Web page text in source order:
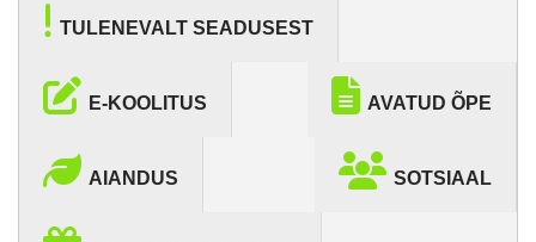
TULENEVALT SEADUSEST
E-KOOLITUS AVATUD ÕPE
AIANDUS SOTSIAAL